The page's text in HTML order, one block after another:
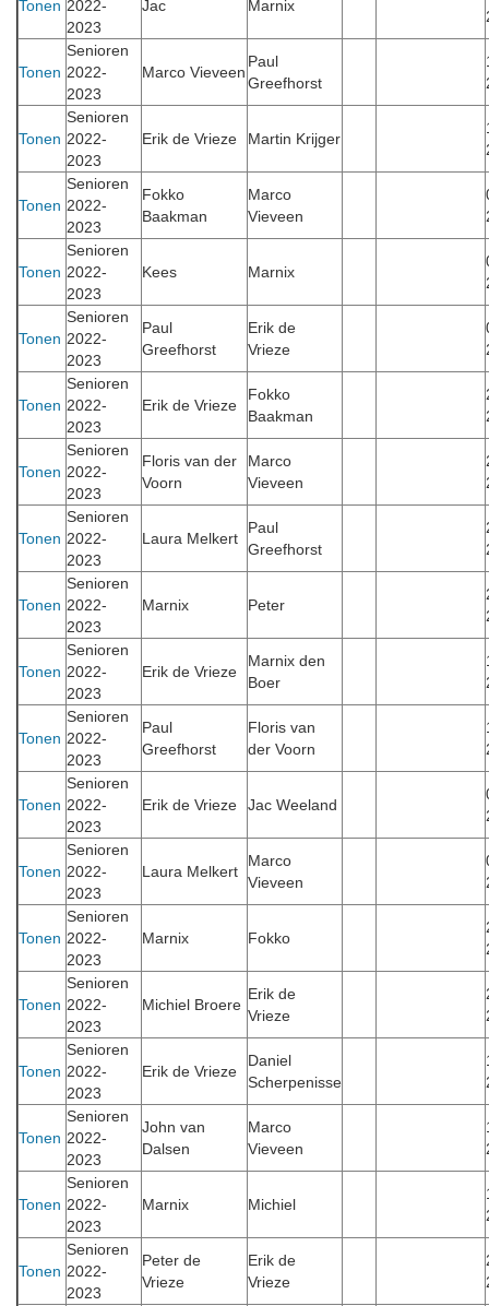
Tonen 2022-
2023
Jac Marnix
Tonen
Senioren
2022-
2023
Marco Vieveen
Paul
Greefhorst
Tonen
Senioren
2022-
2023
Erik de Vrieze Martin Krijger
Tonen
Senioren
2022-
2023
Fokko
Baakman
Marco
Vieveen
Tonen
Senioren
2022-
2023
Kees Marnix
Tonen
Senioren
2022-
2023
Paul
Greefhorst
Erik de
Vrieze
Tonen
Senioren
2022-
2023
Erik de Vrieze
Fokko
Baakman
Tonen
Senioren
2022-
2023
Floris van der
Voorn
Marco
Vieveen
Tonen
Senioren
2022-
2023
Laura Melkert
Paul
Greefhorst
Tonen
Senioren
2022-
2023
Marnix Peter
Tonen
Senioren
2022-
2023
Erik de Vrieze
Marnix den
Boer
Tonen
Senioren
2022-
2023
Paul
Greefhorst
Floris van
der Voorn
Tonen
Senioren
2022-
2023
Erik de Vrieze Jac Weeland
Tonen
Senioren
2022-
2023
Laura Melkert
Marco
Vieveen
Tonen
Senioren
2022-
2023
Marnix Fokko
Tonen
Senioren
2022-
2023
Michiel Broere
Erik de
Vrieze
Tonen
Senioren
2022-
2023
Erik de Vrieze
Daniel
Scherpenisse
Tonen
Senioren
2022-
2023
John van
Dalsen
Marco
Vieveen
Tonen
Senioren
2022-
2023
Marnix Michiel
Tonen
Senioren
2022-
2023
Peter de
Vrieze
Erik de
Vrieze